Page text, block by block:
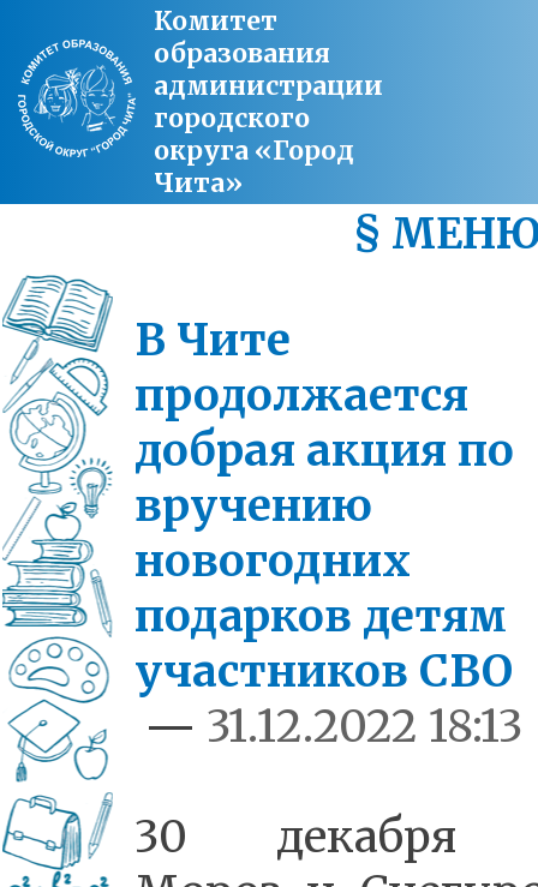
Комитет
образования
администрации
городского
округа «Город
Чита»
§
В Чите
продолжается
добрая акция по
вручению
новогодних
подарков детям
участников СВО
— 31.12.2022 18:13
30 декабря